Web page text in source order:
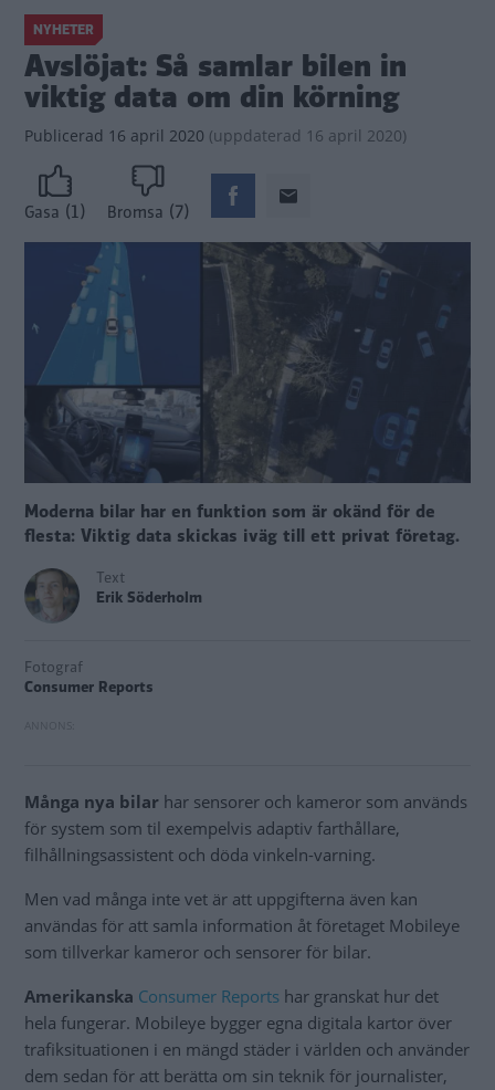
NYHETER
Avslöjat: Så samlar bilen in
viktig data om din körning
Publicerad 16 april 2020 (uppdaterad 16 april 2020)
Gasa (1) Bromsa (7)
Moderna bilar har en funktion som är okänd för de
flesta: Viktig data skickas iväg till ett privat företag.
Text
Erik Söderholm
Fotograf
Consumer Reports
Många nya bilar har sensorer och kameror som används
för system som til exempelvis adaptiv farthållare,
filhållningsassistent och döda vinkeln-varning.
Men vad många inte vet är att uppgifterna även kan
användas för att samla information åt företaget Mobileye
som tillverkar kameror och sensorer för bilar.
Amerikanska Consumer Reports har granskat hur det
hela fungerar. Mobileye bygger egna digitala kartor över
trafiksituationen i en mängd städer i världen och använder
dem sedan för att berätta om sin teknik för journalister,